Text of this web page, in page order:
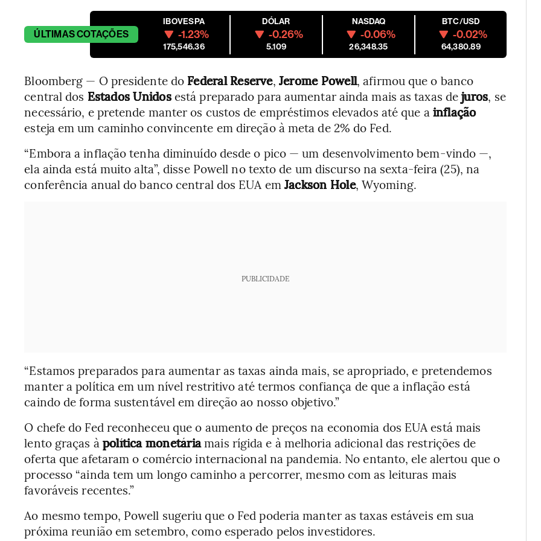
ÚLTIMASCOTAÇÕES
IBOVESPA
-1.23%
175,546.36
DÓLAR
-0.26%
5.109
NASDAQ
-0.06%
26,348.35
BTC/USD
-0.02%
64,380.89
Bloomberg — O presidente do Federal Reserve, Jerome Powell, afirmou que o banco
central dos Estados Unidosestá preparado para aumentar ainda mais as taxas dejuros, se
necessário, e pretende manter os custos de empréstimos elevados até que a inflação
esteja em um caminho convincente em direção à meta de 2% do Fed.
“Embora a inflação tenha diminuído desde o pico — um desenvolvimento bem-vindo —,
ela ainda está muito alta”, disse Powell no texto de um discurso na sexta-feira (25), na
conferência anual do banco central dos EUA em Jackson Hole, Wyoming.
PUBLICIDADE
“Estamos preparados para aumentar as taxas ainda mais, se apropriado, e pretendemos
manter a política em um nível restritivo até termos confiança de que a inflação está
caindo de forma sustentável em direção ao nosso objetivo.”
O chefe do Fed reconheceu que o aumento de preços na economia dos EUA está mais
lento graças à política monetáriamais rígida e à melhoria adicional das restrições de
oferta que afetaram o comércio internacional na pandemia. No entanto, ele alertou que o
processo “ainda tem um longo caminho a percorrer, mesmo com as leituras mais
favoráveis recentes.”
Ao mesmo tempo, Powell sugeriu que o Fed poderia manter as taxas estáveis em sua
próxima reunião em setembro, como esperado pelos investidores.